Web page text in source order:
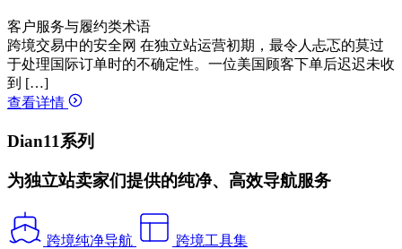
客户服务与履约类术语
跨境交易中的安全网 在独立站运营初期，最令人忐忑的莫过
于处理国际订单时的不确定性。一位美国顾客下单后迟迟未收
到 […]
查看详情
Dian11系列
为独立站卖家们提供的纯净、高效导航服务
跨境纯净导航 跨境工具集